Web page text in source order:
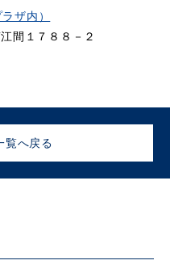
ザ内）
間１７８８－２
覧へ戻る